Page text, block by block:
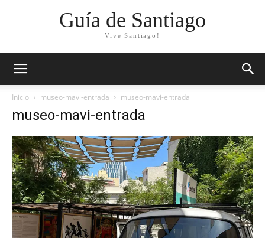
Guía de Santiago
Vive Santiago!
Inicio museo-mavi-entrada museo-mavi-entrada
museo-mavi-entrada